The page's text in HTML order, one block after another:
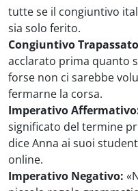
tutte se il congiuntivo
sia solo ferito.
Congiuntivo
acclarato prima quanto
forse non ci sarebbe
fermarne la corsa.
Imperativo
significato del termine
dice Anna ai suoi
online.
Imperativo Negativo: